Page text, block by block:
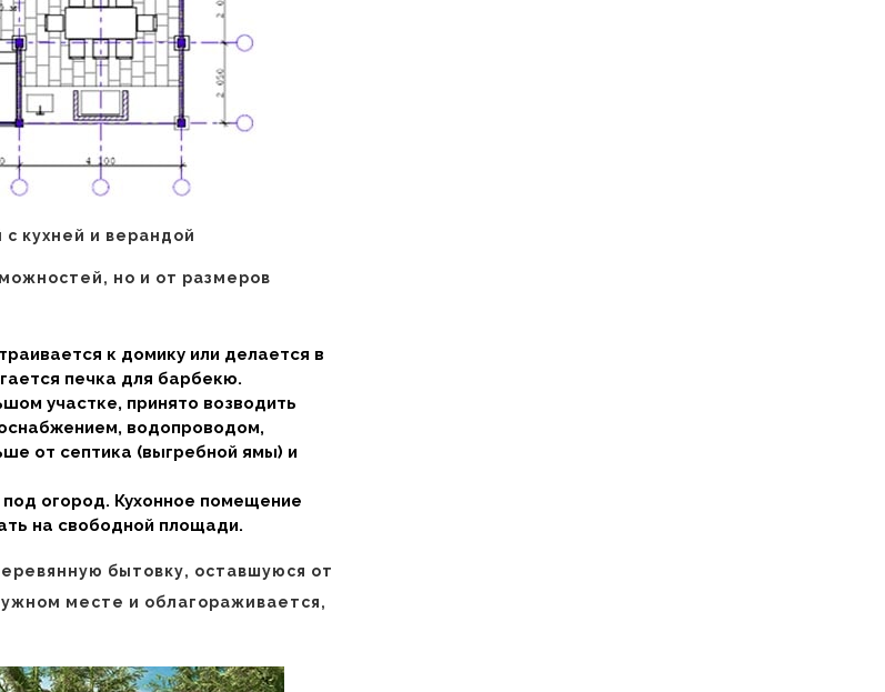
кухней и верандой
но и от размеров
к домику или делается в
печка для барбекю.
участке, принято возводить
водопроводом,
от септика (выгребной ямы) и
огород. Кухонное помещение
на свободной площади.
бытовку, оставшуюся от
месте и облагораживается,